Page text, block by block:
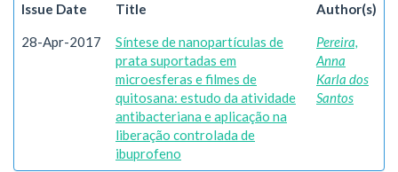
Issue Date Title Author(s)
28-Apr-2017
Síntese de nanopartículas de
prata suportadas em
microesferas e filmes de
quitosana: estudo da atividade
antibacteriana e aplicação na
liberação controlada de
ibuprofeno
Pereira,
Anna
Karla dos
Santos